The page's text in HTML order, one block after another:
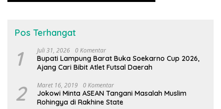
Pos Terhangat
1 Juli 31, 2026 0 Komentar
Bupati Lampung Barat Buka Soekarno Cup 2026,
Ajang Cari Bibit Atlet Futsal Daerah
2 Maret 16, 2019 0 Komentar
Jokowi Minta ASEAN Tangani Masalah Muslim
Rohingya di Rakhine State